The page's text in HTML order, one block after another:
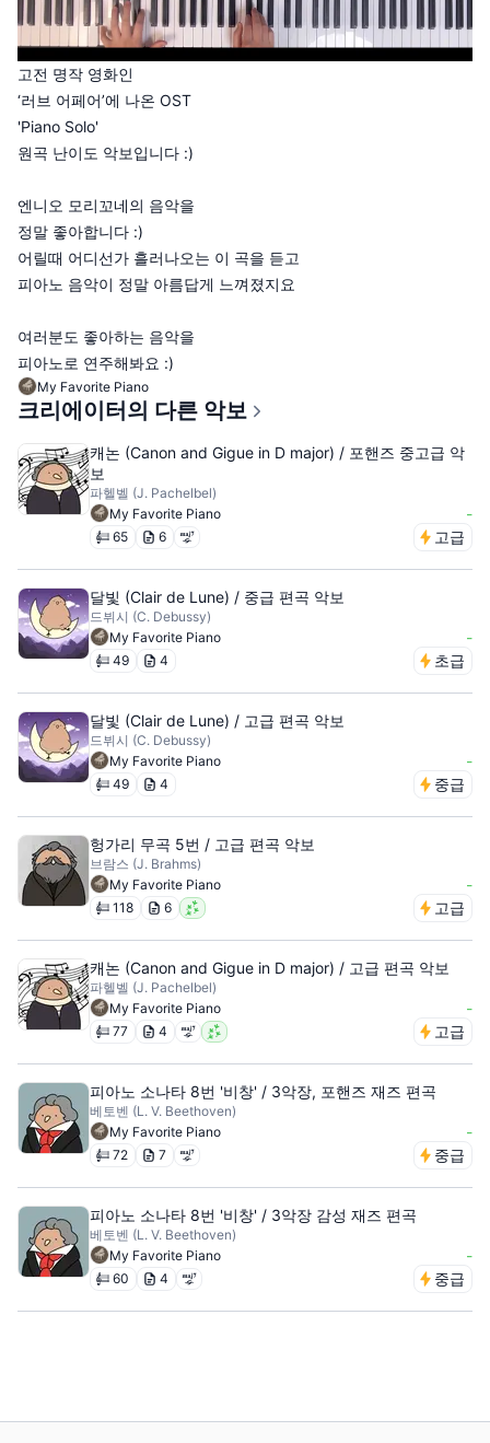
고전 명작 영화인
‘러브 어페어’에 나온 OST
'Piano Solo'
원곡 난이도 악보입니다 :)
엔니오 모리꼬네의 음악을
정말 좋아합니다 :)
어릴때 어디선가 흘러나오는 이 곡을 듣고
피아노 음악이 정말 아름답게 느껴졌지요
여러분도 좋아하는 음악을
피아노로 연주해봐요 :)
My Favorite Piano
크리에이터의 다른 악보
캐논 (Canon and Gigue in D major) / 포핸즈 중고급 악
보
파헬벨 (J. Pachelbel)
My Favorite Piano
-
65 6 고급
달빛 (Clair de Lune) / 중급 편곡 악보
드뷔시 (C. Debussy)
My Favorite Piano
-
49 4 초급
달빛 (Clair de Lune) / 고급 편곡 악보
드뷔시 (C. Debussy)
My Favorite Piano
-
49 4 중급
헝가리 무곡 5번 / 고급 편곡 악보
브람스 (J. Brahms)
My Favorite Piano
-
118 6 고급
캐논 (Canon and Gigue in D major) / 고급 편곡 악보
파헬벨 (J. Pachelbel)
My Favorite Piano
-
77 4 고급
피아노 소나타 8번 '비창' / 3악장, 포핸즈 재즈 편곡
베토벤 (L. V. Beethoven)
My Favorite Piano
-
72 7 중급
피아노 소나타 8번 '비창' / 3악장 감성 재즈 편곡
베토벤 (L. V. Beethoven)
My Favorite Piano
-
60 4 중급